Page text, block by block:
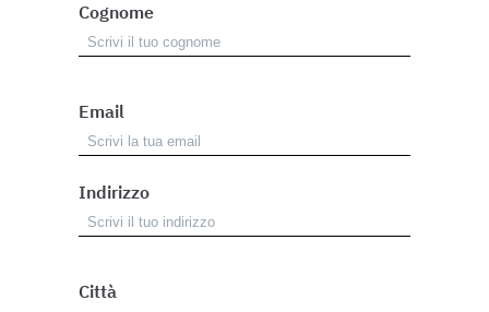
Cognome
Email
Indirizzo
Città